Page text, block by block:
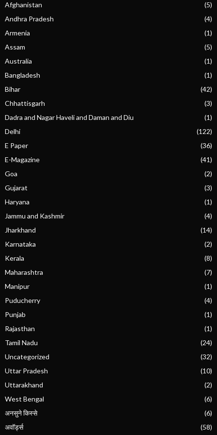
Afghanistan
(5)
Andhra Pradesh
(4)
Armenia
(1)
Assam
(5)
Australia
(1)
Bangladesh
(1)
Bihar
(42)
Chhattisgarh
(3)
Dadra and Nagar Haveli and Daman and Diu
(1)
Delhi
(122)
E Paper
(36)
E-Magazine
(41)
Goa
(2)
Gujarat
(3)
Haryana
(1)
Jammu and Kashmir
(4)
Jharkhand
(14)
Karnataka
(2)
Kerala
(8)
Maharashtra
(7)
Manipur
(1)
Puducherry
(4)
Punjab
(1)
Rajasthan
(1)
Tamil Nadu
(24)
Uncategorized
(32)
Uttar Pradesh
(10)
Uttarakhand
(2)
West Bengal
(6)
अनसुने किस्से
(6)
अवॉर्ड्स
(58)